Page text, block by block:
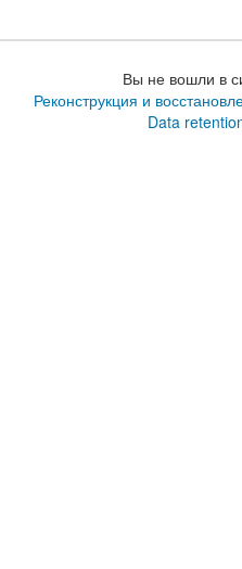
Вы не вошли в
Реконструкция и
Data